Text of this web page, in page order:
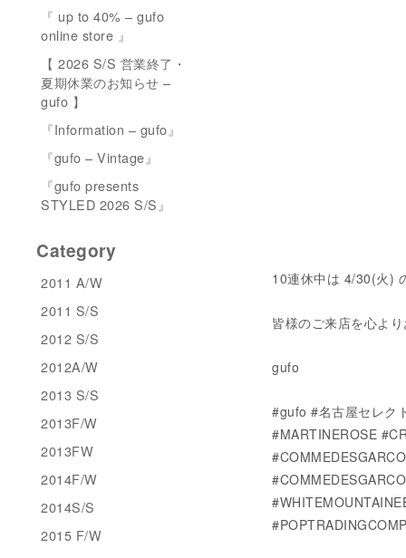
10連休中は 4/30(火)
皆様のご来店を心よ
gufo
#gufo #名古屋セレク
#MARTINEROSE
『 up to 40% – gufo
online store 』
【 2026 S/S 営業終了・
夏期休業のお知らせ –
gufo 】
『Information – gufo』
『gufo – Vintage』
『gufo presents
STYLED 2026 S/S』
Category
2011 A/W
2011 S/S
2012 S/S
2012A/W
2013 S/S
2013F/W
2013FW
2014F/W
2014S/S
2015 F/W